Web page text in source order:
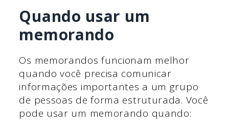
Quando usar um
memorando
Os memorandos funcionam melhor
quando você precisa comunicar
informações importantes a um grupo
de pessoas de forma estruturada. Você
pode usar um memorando quando: